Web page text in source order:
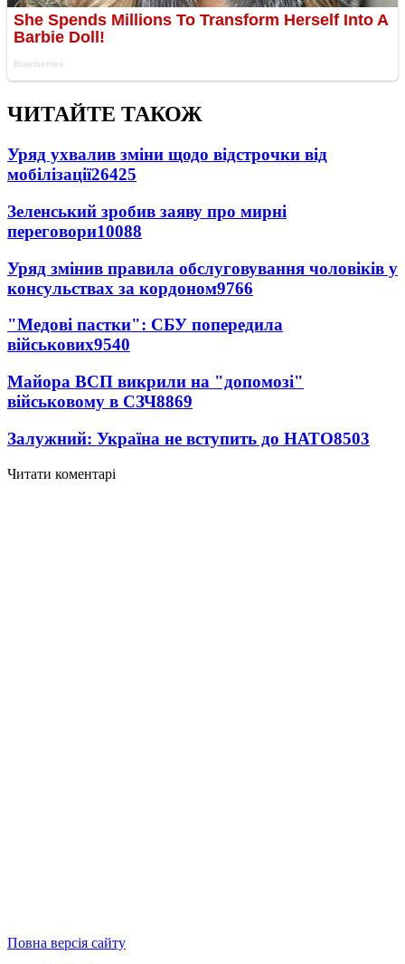
ЧИТАЙТЕ ТАКОЖ
Уряд ухвалив зміни щодо відстрочки від
мобілізації26425
Зеленський зробив заяву про мирні
переговори10088
Уряд змінив правила обслуговування чоловіків у
консульствах за кордоном9766
"Медові пастки": СБУ попередила
військових9540
Майора ВСП викрили на "допомозі"
військовому в СЗЧ8869
Залужний: Україна не вступить до НАТО8503
Читати коментарі
Повна версія сайту